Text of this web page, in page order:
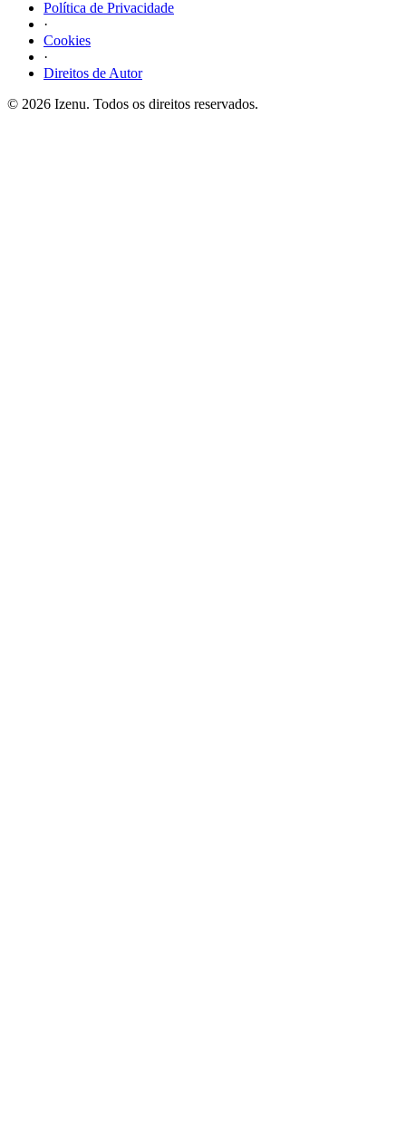
Política de Privacidade
·
Cookies
·
Direitos de Autor
© 2026 Izenu. Todos os direitos reservados.